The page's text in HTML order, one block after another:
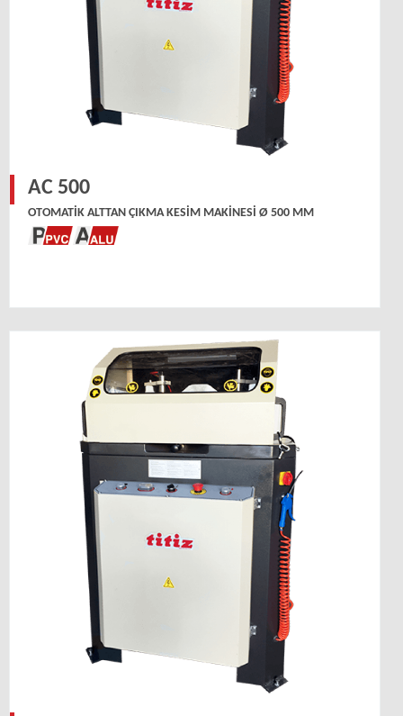
AC 500
OTOMATIK ALTTAN ÇIKMA KESIM MAKINESI Ø 500 MM